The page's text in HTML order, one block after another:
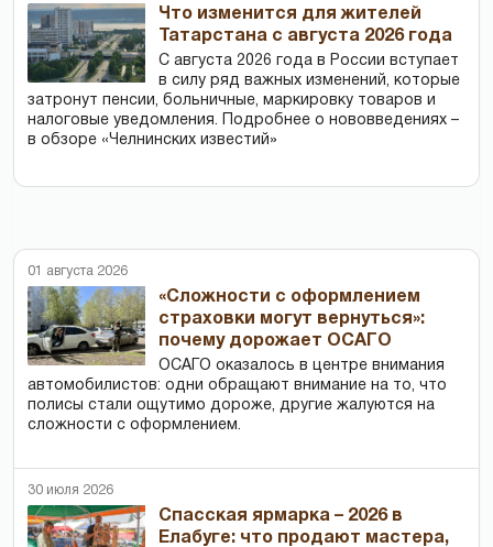
Что изменится для жителей
Татарстана с августа 2026 года
С августа 2026 года в России вступает
в силу ряд важных изменений, которые
затронут пенсии, больничные, маркировку товаров и
налоговые уведомления. Подробнее о нововведениях –
в обзоре «Челнинских известий»
01 августа 2026
«Сложности с оформлением
страховки могут вернуться»:
почему дорожает ОСАГО
ОСАГО оказалось в центре внимания
автомобилистов: одни обращают внимание на то, что
полисы стали ощутимо дороже, другие жалуются на
сложности с оформлением.
30 июля 2026
Спасская ярмарка – 2026 в
Елабуге: что продают мастера,